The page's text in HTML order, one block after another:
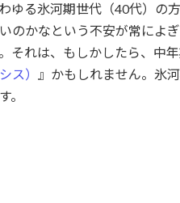
ゆる氷河期世代（40代）の
のかなという不安が常によ
それは、もしかしたら、中
ス）
』かもしれません。氷
。